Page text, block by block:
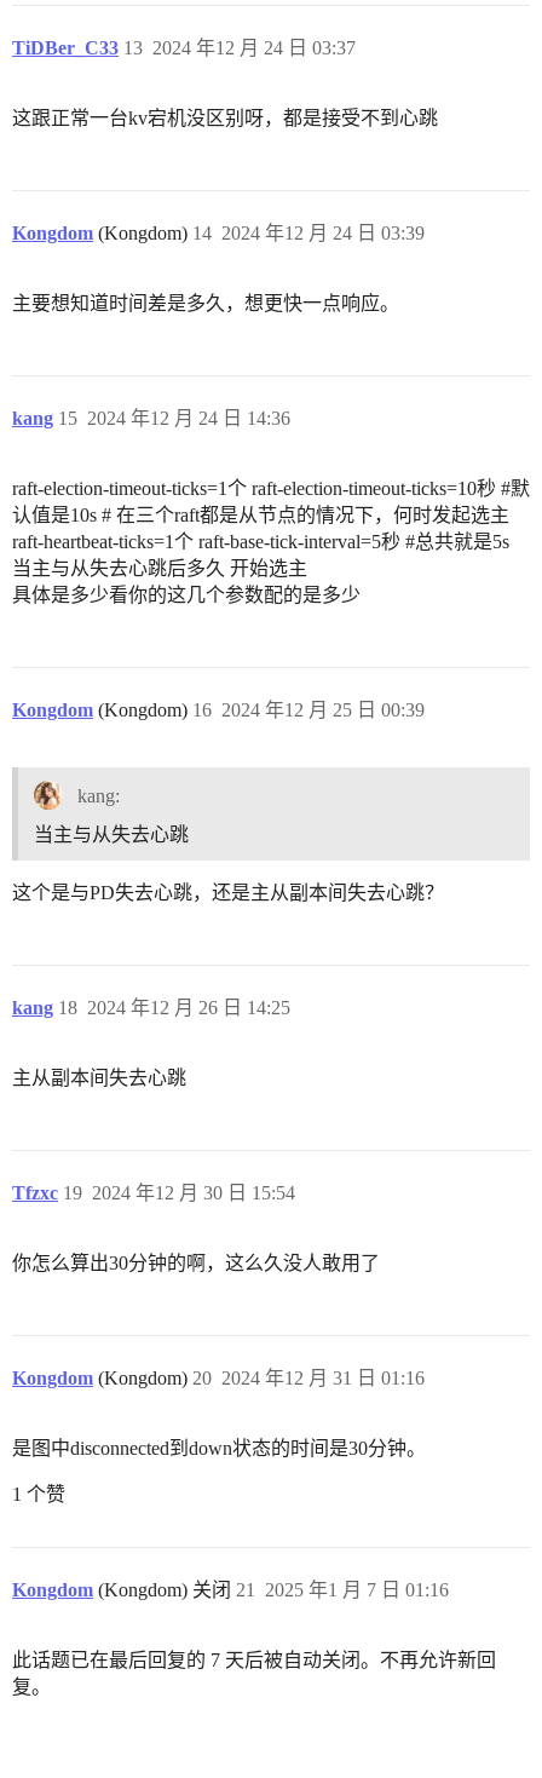
TiDBer_C33 2024 年12 月 24 日 03:37
13
这跟正常一台kv宕机没区别呀，都是接受不到心跳
Kongdom (Kongdom) 2024 年12 月 24 日 03:39
14
主要想知道时间差是多久，想更快一点响应。
kang 2024 年12 月 24 日 14:36
15
raft-election-timeout-ticks=1个 raft-election-timeout-ticks=10秒 #默
认值是10s # 在三个raft都是从节点的情况下，何时发起选主
raft-heartbeat-ticks=1个 raft-base-tick-interval=5秒 #总共就是5s
当主与从失去心跳后多久 开始选主
具体是多少看你的这几个参数配的是多少
Kongdom (Kongdom) 2024 年12 月 25 日 00:39
16
kang:
当主与从失去心跳
这个是与PD失去心跳，还是主从副本间失去心跳？
kang 2024 年12 月 26 日 14:25
18
主从副本间失去心跳
Tfzxc 2024 年12 月 30 日 15:54
19
你怎么算出30分钟的啊，这么久没人敢用了
Kongdom (Kongdom) 2024 年12 月 31 日 01:16
20
是图中disconnected到down状态的时间是30分钟。
1 个赞
Kongdom (Kongdom) 关闭 2025 年1 月 7 日 01:16
21
此话题已在最后回复的 7 天后被自动关闭。不再允许新回
复。